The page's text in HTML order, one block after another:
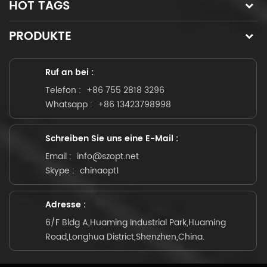
HOT TAGS
PRODUKTE
Ruf an bei :
Telefon : +86 755 2818 3296
Whatsapp : +86 13423798998
Schreiben Sie uns eine E-Mail :
Email : info@szopt.net
Skype : chinaopt1
Adresse :
6/F Bldg A,Huaming Industrial Park,Huaming
Road,Longhua District,Shenzhen,China.